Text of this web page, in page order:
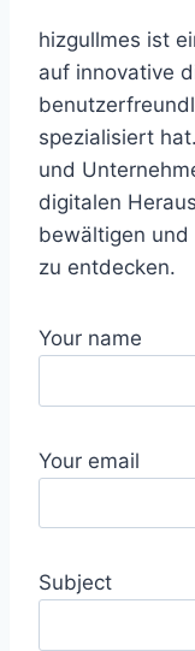
hizgullmes ist
auf innovative
spezialisiert
und
digitalen
bewältigen und
zu entdecken.
Your name
Your email
Subject